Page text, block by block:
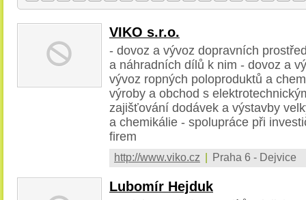
VIKO s.r.o.
- dovoz a vývoz dopravních
a náhradních dílů k nim - dovoz a
vývoz ropných poloproduktů a
výroby a obchod s
zajišťování dodávek a výstavby
a chemikálie - spolupráce při
firem
http://www.viko.cz | Praha 6 - Dejvice
Lubomír Hejduk